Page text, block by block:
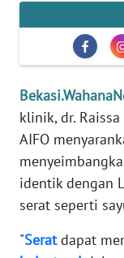
klinik, dr. Raissa
AIFO
identik dengan
serat seperti
"Seratdapat
TENTANG
PEDOMAN
MEDIA
SIBER
REDAKSI
KARIR
DISCLAIMER